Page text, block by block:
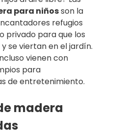
para niñosson la
refugios
privado para que los
se viertan en el jardín.
vienen con
para
de entretenimiento.
madera